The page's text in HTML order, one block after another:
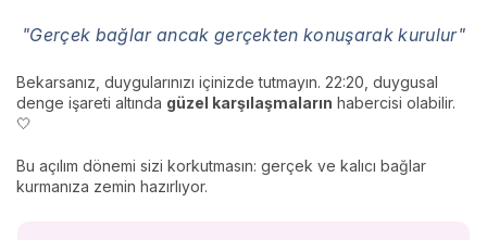
"Gerçek bağlar ancak gerçekten konuşarak kurulur"
Bekarsanız, duygularınızı içinizde tutmayın. 22:20, duygusal
denge işareti altında güzel karşılaşmaların habercisi olabilir.
🤍
Bu açılım dönemi sizi korkutmasın: gerçek ve kalıcı bağlar
kurmanıza zemin hazırlıyor.